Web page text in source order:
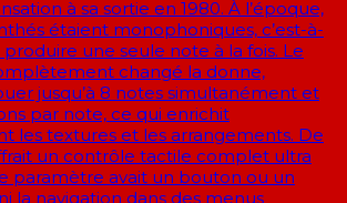
à sa sortie en 1980. À l’époque,
étaient monophoniques, c’est-à-
une seule note à la fois. Le
changé la donne,
jusqu’à 8 notes simultanément et
par note, ce qui enrichit
les textures et les arrangements. De
un contrôle tactile complet ultra
paramètre avait un bouton ou un
la navigation dans des menus